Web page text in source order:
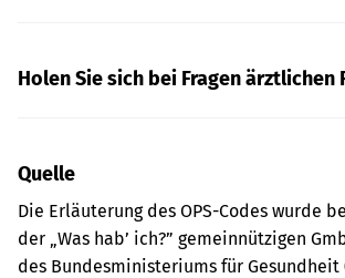
Holen Sie sich bei Fragen ärztlichen
Quelle
Die Erläuterung des OPS-Codes wurde
der „Was hab’ ich?” gemeinnützigen
des Bundesministeriums für Gesundheit